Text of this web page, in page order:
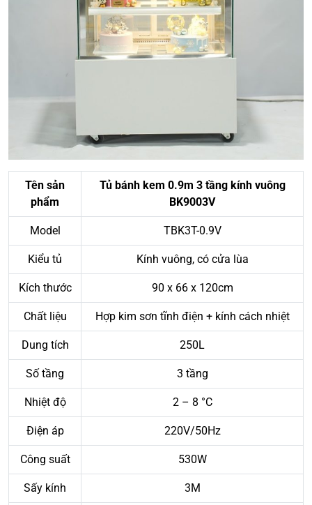
Tên sản
phẩm
Tủ bánh kem 0.9m 3 tầng kính vuông
BK9003V
Model TBK3T-0.9V
Kiểu tủ Kính vuông, có cửa lùa
Kích thước 90 x 66 x 120cm
Chất liệu Hợp kim sơn tĩnh điện + kính cách nhiệt
Dung tích 250L
Số tầng 3 tầng
Nhiệt độ 2 – 8 °C
Điện áp 220V/50Hz
Công suất 530W
Sấy kính 3M